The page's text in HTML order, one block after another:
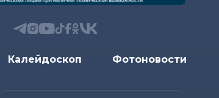
Калейдоскоп Фотоновости